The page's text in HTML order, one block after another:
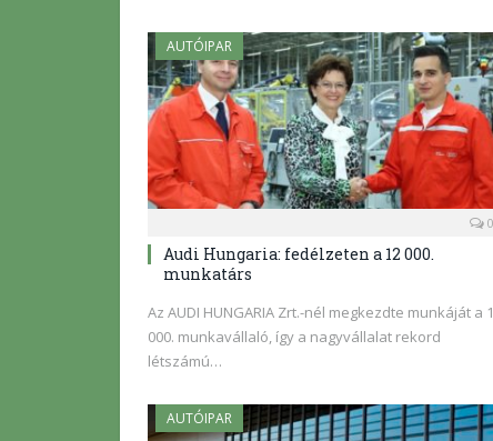
AUTÓIPAR
0
Audi Hungaria: fedélzeten a 12 000.
munkatárs
Az AUDI HUNGARIA Zrt.-nél megkezdte munkáját a
000. munkavállaló, így a nagyvállalat rekord
létszámú…
AUTÓIPAR